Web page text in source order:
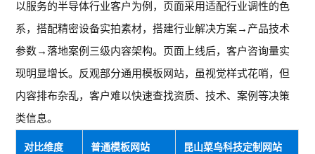
以服务的半导体行业客户为例，页面采用适配行业调性的色
系，搭配精密设备实拍素材，搭建行业解决方案→产品技术
参数→落地案例三级内容架构。页面上线后，客户咨询量实
现明显增长。反观部分通用模板网站，虽视觉样式花哨，但
内容排布杂乱，客户难以快速查找资质、技术、案例等决策
类信息。
对比维度 普通模板网站 昆山菜鸟科技定制网站